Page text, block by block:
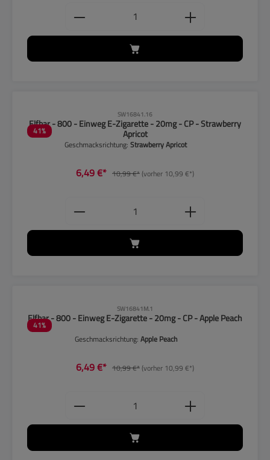
Produkt Anzahl: Gib den
41%
SW16841.16
Elfbar - 800 - Einweg E-Zigarette - 20mg - CP - Strawberry
Apricot
Geschmacksrichtung:Strawberry Apricot
6,49 €* 10,99 €*(vorher 10,99 €*)
Produkt Anzahl: Gib den
41%
SW16841M.1
Elfbar - 800 - Einweg E-Zigarette - 20mg - CP - Apple Peach
Geschmacksrichtung: Apple Peach
6,49 €* 10,99 €*(vorher 10,99 €*)
Produkt Anzahl: Gib den